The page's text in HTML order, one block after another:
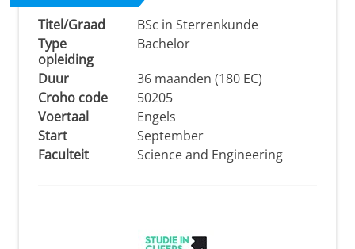
Titel/Graad
BSc in Sterrenkunde
Type
opleiding
Bachelor
Duur
36 maanden (180 EC)
Croho code
50205
Voertaal
Engels
Start
September
Faculteit
Science and Engineering